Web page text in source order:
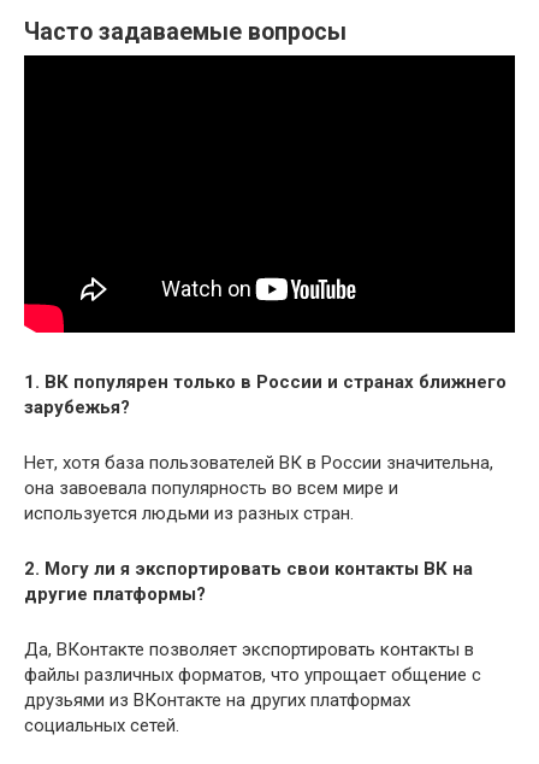
Часто задаваемые вопросы
1. ВК популярен только в России и странах ближнего
зарубежья?
Нет, хотя база пользователей ВК в России значительна,
она завоевала популярность во всем мире и
используется людьми из разных стран.
2. Могу ли я экспортировать свои контакты ВК на
другие платформы?
Да, ВКонтакте позволяет экспортировать контакты в
файлы различных форматов, что упрощает общение с
друзьями из ВКонтакте на других платформах
социальных сетей.